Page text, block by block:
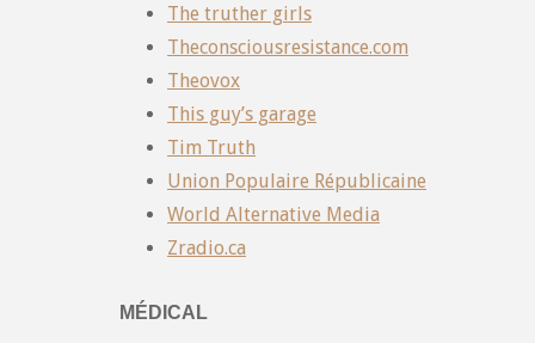
The truther girls
Theconsciousresistance.com
Theovox
This guy’s garage
Tim Truth
Union Populaire Républicaine
World Alternative Media
Zradio.ca
MÉDICAL